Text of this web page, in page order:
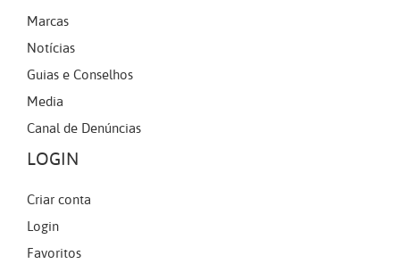
Marcas
Notícias
Guias e Conselhos
Media
Canal de Denúncias
LOGIN
Criar conta
Login
Favoritos